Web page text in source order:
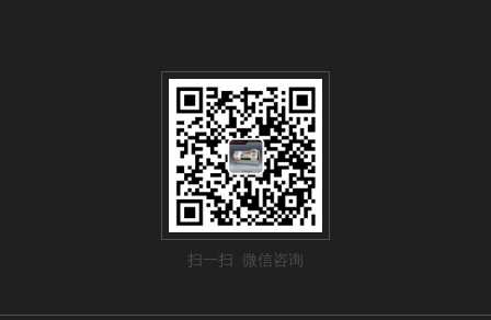
扫一扫 微信咨询